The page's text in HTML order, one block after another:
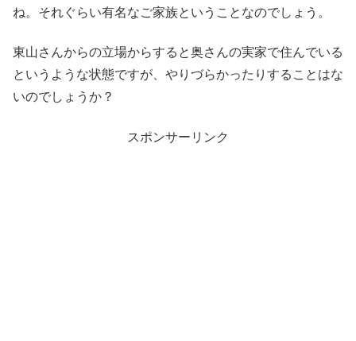
ね。それぐらい有名なご家族ということなのでしょう。
東山さんからの立場からすると奥さんの実家で住んでいる
というような状態ですが、やりづらかったりすることはな
いのでしょうか？
スポンサーリンク